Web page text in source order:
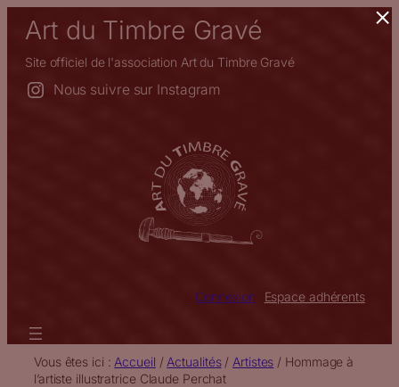
Aller
contenu
Art du Timbre Gravé
Site officiel de l'association Art du Timbre Gravé
Nous suivre sur Instagram
Connexion Espace adhérents
Vous êtes ici : Accueil / Actualités/ Artistes / Hommage à
l’artiste illustratrice Claude Perchat
×